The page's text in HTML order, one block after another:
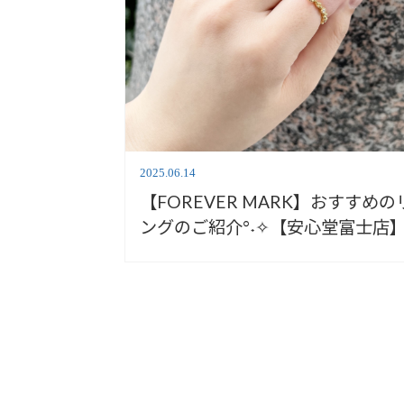
2025.06.14
【FOREVER MARK】おすすめの
ングのご紹介°˖✧【安心堂富士店